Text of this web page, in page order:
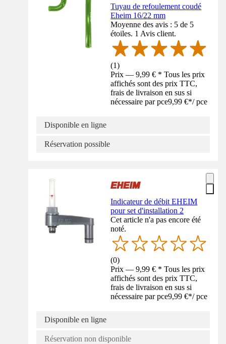
Tuyau de refoulement coudé
Eheim 16/22 mm
Moyenne des avis : 5 de 5
étoiles. 1 Avis client.
(1)
Prix — 9,99 € * Tous les prix
affichés sont des prix TTC,
frais de livraison en sus si
nécessaire par pce9,99 €*/ pce
Disponible en ligne
Réservation possible
Indicateur de débit EHEIM
pour set d'installation 2
Cet article n'a pas encore été
noté.
(0)
Prix — 9,99 € * Tous les prix
affichés sont des prix TTC,
frais de livraison en sus si
nécessaire par pce9,99 €*/ pce
Disponible en ligne
Réservation non disponible